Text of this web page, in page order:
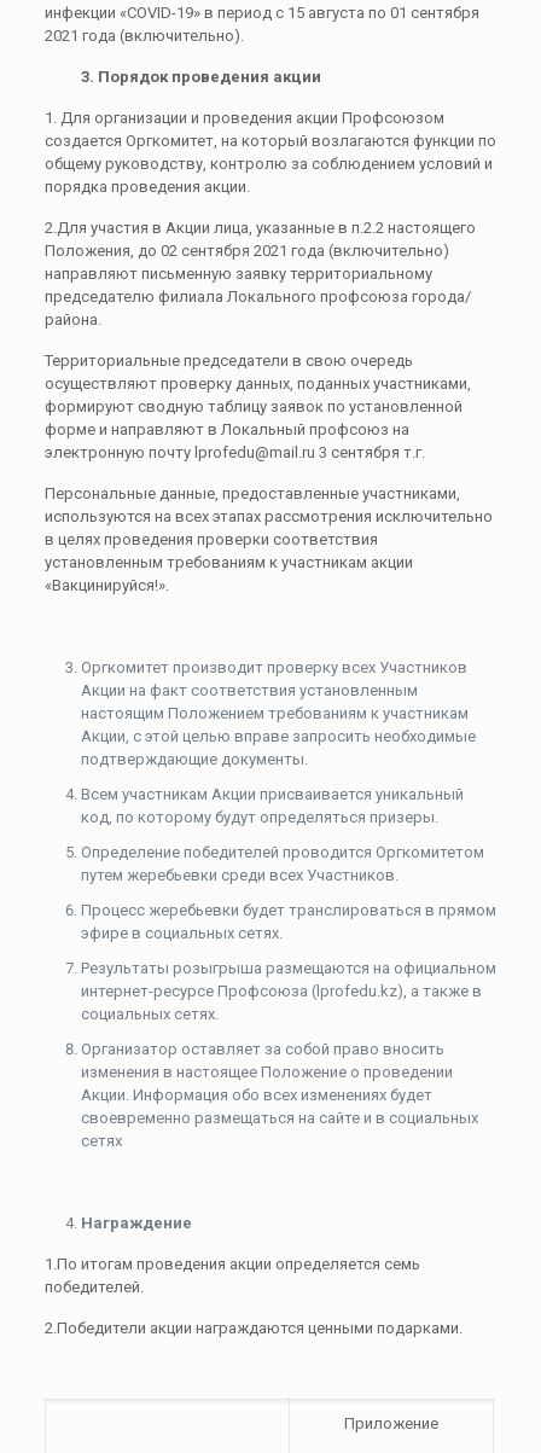
инфекции «COVID-19» в период с 15 августа по 01 сентября
2021 года (включительно).
3. Порядок проведения акции
1. Для организации и проведения акции Профсоюзом
создается Оргкомитет, на который возлагаются функции по
общему руководству, контролю за соблюдением условий и
порядка проведения акции.
2.Для участия в Акции лица, указанные в п.2.2 настоящего
Положения, до 02 сентября 2021 года (включительно)
направляют письменную заявку территориальному
председателю филиала Локального профсоюза города/
района.
Территориальные председатели в свою очередь
осуществляют проверку данных, поданных участниками,
формируют сводную таблицу заявок по установленной
форме и направляют в Локальный профсоюз на
электронную почту lprofedu@mail.ru 3 сентября т.г.
Персональные данные, предоставленные участниками,
используются на всех этапах рассмотрения исключительно
в целях проведения проверки соответствия
установленным требованиям к участникам акции
«Вакцинируйся!».
Оргкомитет производит проверку всех Участников
Акции на факт соответствия установленным
настоящим Положением требованиям к участникам
Акции, с этой целью вправе запросить необходимые
подтверждающие документы.
Всем участникам Акции присваивается уникальный
код, по которому будут определяться призеры.
Определение победителей проводится Оргкомитетом
путем жеребьевки среди всех Участников.
Процесс жеребьевки будет транслироваться в прямом
эфире в социальных сетях.
Результаты розыгрыша размещаются на официальном
интернет-ресурсе Профсоюза (lprofedu.kz), а также в
социальных сетях.
Организатор оставляет за собой право вносить
изменения в настоящее Положение о проведении
Акции. Информация обо всех изменениях будет
своевременно размещаться на сайте и в социальных
сетях
Награждение
1.По итогам проведения акции определяется семь
победителей.
2.Победители акции награждаются ценными подарками.
Приложение